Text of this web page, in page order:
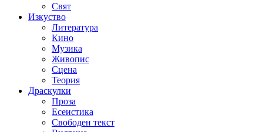
Свят
Изкуство
Литература
Кино
Музика
Живопис
Сцена
Теория
Драскулки
Проза
Есеистика
Свободен текст